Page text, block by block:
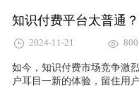
知识付费平台太普通
2024-11-21 800
如今，知识付费市场竞争激
户耳目一新的体验，留住用